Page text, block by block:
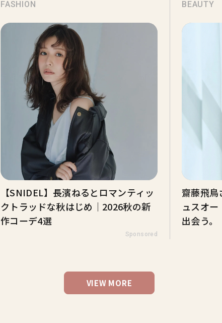
FASHION
【SNIDEL】長濱ねるとロマンティッ
クトラッドな秋はじめ｜2026秋の新
作コーデ4選
Sponsored
BEAUTY
齋藤飛
ュスオ
出会う。
VIEW MORE